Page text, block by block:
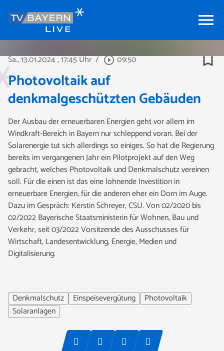
menu
Sa., 13.01.2024, 17:45 Uhr / play_circle_outline09:50 bookmark_border
Photovoltaik auf
denkmalgeschützten Gebäuden
Der Ausbau der erneuerbaren Energien geht vor allem im
Windkraft-Bereich in Bayern nur schleppend voran. Bei der
Solarenergie tut sich allerdings so einiges. So hat die Regierung
bereits im vergangenen Jahr ein Pilotprojekt auf den Weg
gebracht, welches Photovoltaik und Denkmalschutz vereinen
soll. Für die einen ist das eine lohnende Investition in
erneuerbare Energien, für die anderen eher ein Dorn im Auge.
Dazu im Gespräch: Kerstin Schreyer, CSU. Von 02/2020 bis
02/2022 Bayerische Staatsministerin für Wohnen, Bau und
Verkehr, seit 03/2022 Vorsitzende des Ausschusses für
Wirtschaft, Landesentwicklung, Energie, Medien und
Digitalisierung.
Denkmalschutz Einspeisevergütung
Photovoltaik
Solaranlagen